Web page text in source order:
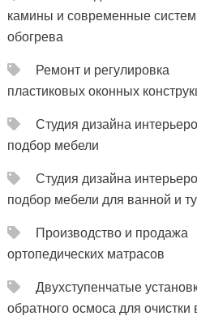
камины и современные
обогрева
Ремонт и регулировка
пластиковых оконных
Студия дизайна
подбор мебели
Студия дизайна
подбор мебели для ванной и
Производство и продажа
ортопедических матрасов
Двухступенчатые
обратного осмоса для очистки